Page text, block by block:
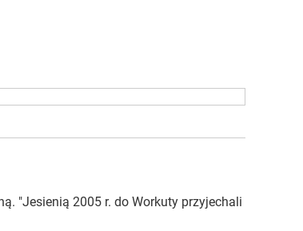
2005 r. do Workuty przyjechali